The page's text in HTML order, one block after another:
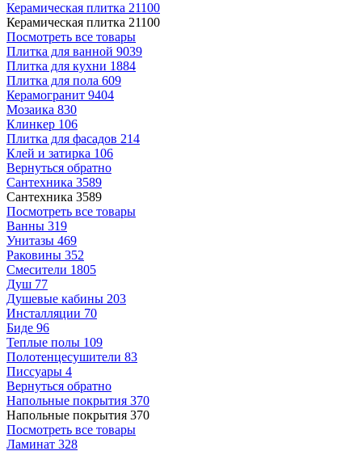
Керамическая плитка 21100
Керамическая плитка 21100
Посмотреть все товары
Плитка для ванной 9039
Плитка для кухни 1884
Плитка для пола 609
Керамогранит 9404
Мозаика 830
Клинкер 106
Плитка для фасадов 214
Клей и затирка 106
Вернуться обратно
Сантехника 3589
Сантехника 3589
Посмотреть все товары
Ванны 319
Унитазы 469
Раковины 352
Смесители 1805
Душ 77
Душевые кабины 203
Инсталляции 70
Биде 96
Теплые полы 109
Полотенцесушители 83
Писсуары 4
Вернуться обратно
Напольные покрытия 370
Напольные покрытия 370
Посмотреть все товары
Ламинат 328